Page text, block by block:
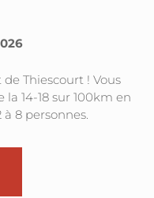
Thiescourt ! Vous
14-18 sur 100km en
8 personnes.